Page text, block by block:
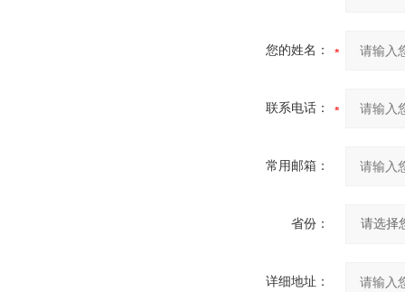
您的姓名：
联系电话：
常用邮箱：
省份：
详细地址：